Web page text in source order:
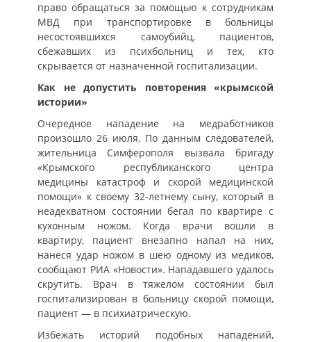
право обращаться за помощью к сотрудникам
МВД при транспортировке в больницы
несостоявшихся самоубийц, пациентов,
сбежавших из психбольниц и тех, кто
скрывается от назначенной госпитализации.
Как не допустить повторения «крымской
истории»
Очередное нападение на медработников
произошло 26 июля. По данным следователей,
жительница Симферополя вызвала бригаду
«Крымского республиканского центра
медицины катастроф и скорой медицинской
помощи» к своему 32-летнему сыну, который в
неадекватном состоянии бегал по квартире с
кухонным ножом. Когда врачи вошли в
квартиру, пациент внезапно напал на них,
нанеся удар ножом в шею одному из медиков,
сообщают РИА «Новости». Нападавшего удалось
скрутить. Врач в тяжёлом состоянии был
госпитализирован в больницу скорой помощи,
пациент — в психиатрическую.
Избежать историй подобных нападений,